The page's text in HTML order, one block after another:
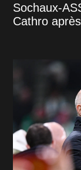
Sochaux-
Cathro